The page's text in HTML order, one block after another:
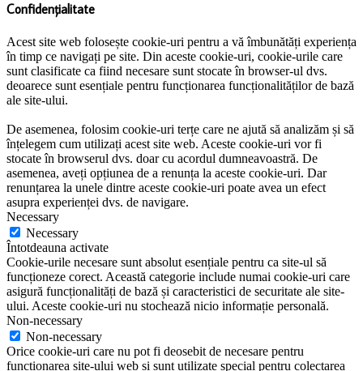
Confidențialitate
Acest site web folosește cookie-uri pentru a vă îmbunătăți experiența
în timp ce navigați pe site. Din aceste cookie-uri, cookie-urile care
sunt clasificate ca fiind necesare sunt stocate în browser-ul dvs.
deoarece sunt esențiale pentru funcționarea funcționalităților de bază
ale site-ului.
De asemenea, folosim cookie-uri terțe care ne ajută să analizăm și să
înțelegem cum utilizați acest site web. Aceste cookie-uri vor fi
stocate în browserul dvs. doar cu acordul dumneavoastră. De
asemenea, aveți opțiunea de a renunța la aceste cookie-uri. Dar
renunțarea la unele dintre aceste cookie-uri poate avea un efect
asupra experienței dvs. de navigare.
Necessary
Necessary
Întotdeauna activate
Cookie-urile necesare sunt absolut esențiale pentru ca site-ul să
funcționeze corect. Această categorie include numai cookie-uri care
asigură funcționalități de bază și caracteristici de securitate ale site-
ului. Aceste cookie-uri nu stochează nicio informație personală.
Non-necessary
Non-necessary
Orice cookie-uri care nu pot fi deosebit de necesare pentru
funcționarea site-ului web și sunt utilizate special pentru colectarea